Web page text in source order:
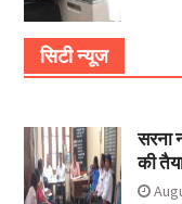
सिटी न्यूज
सरना
की